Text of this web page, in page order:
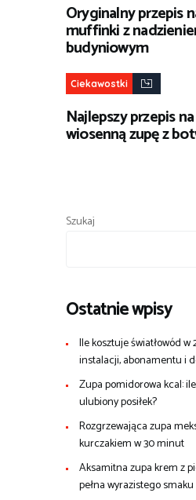
Oryginalny przepis
muffinki z
budyniowym
Ciekawostki
Najlepszy przepis
wiosenną zupę z
Szukaj
Ostatnie wpisy
Ile kosztuje światłowód
instalacji, abonamentu i
Zupa pomidorowa kcal:
ulubiony posiłek?
Rozgrzewająca zupa
kurczakiem w 30 minut
Aksamitna zupa krem z
pełna wyrazistego smaku